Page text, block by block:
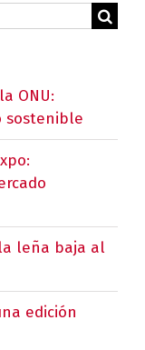
ONU:
sostenible
leña baja al
edición